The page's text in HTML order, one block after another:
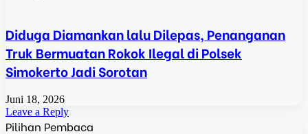
Diduga Diamankan lalu Dilepas, Penanganan
Truk Bermuatan Rokok Ilegal di Polsek
Simokerto Jadi Sorotan
Juni 18, 2026
Leave a Reply
Pilihan Pembaca